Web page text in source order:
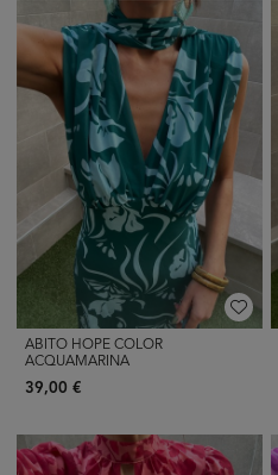
ABITO HOPE COLOR
ACQUAMARINA
39,00 €